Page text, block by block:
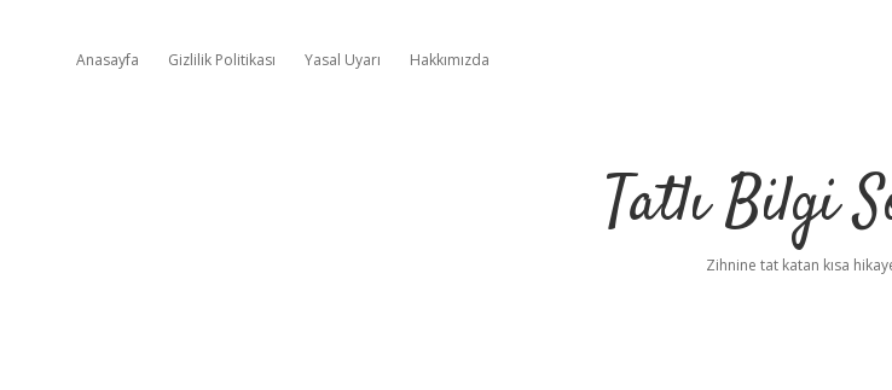
Anasayfa Gizlilik Politikası Yasal Uyarı Hakkımızda
Tatlı Bilgi
Zihnine tat katan kısa